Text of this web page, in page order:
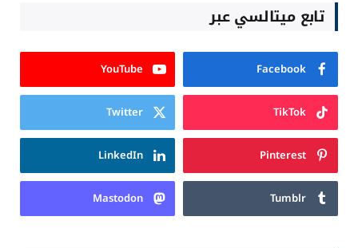
تابع ميتالسي عبر
Facebook
YouTube
TikTok
Twitter
Pinterest
LinkedIn
Tumblr
Mastodon